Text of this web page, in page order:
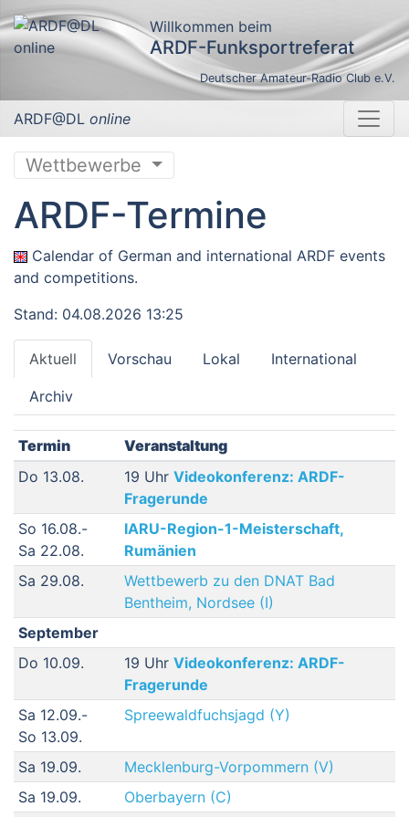
Willkommen beim
ARDF-Funksportreferat
Deutscher Amateur-Radio Club e.V.
ARDF@DL online
Wettbewerbe
ARDF-Termine
Calendar of German and international ARDF events
and competitions.
Stand: 04.08.2026 13:25
Aktuell Vorschau Lokal International
Archiv
Termin
Veranstaltung
Do 13.08.
19 Uhr Videokonferenz: ARDF-
Fragerunde
So 16.08.-
Sa 22.08.
IARU-Region-1-Meisterschaft,
Rumänien
Sa 29.08.
Wettbewerb zu den DNAT Bad
Bentheim, Nordsee (I)
September
Do 10.09.
19 Uhr Videokonferenz: ARDF-
Fragerunde
Sa 12.09.-
So 13.09.
Spreewaldfuchsjagd (Y)
Sa 19.09.
Mecklenburg-Vorpommern (V)
Sa 19.09.
Oberbayern (C)